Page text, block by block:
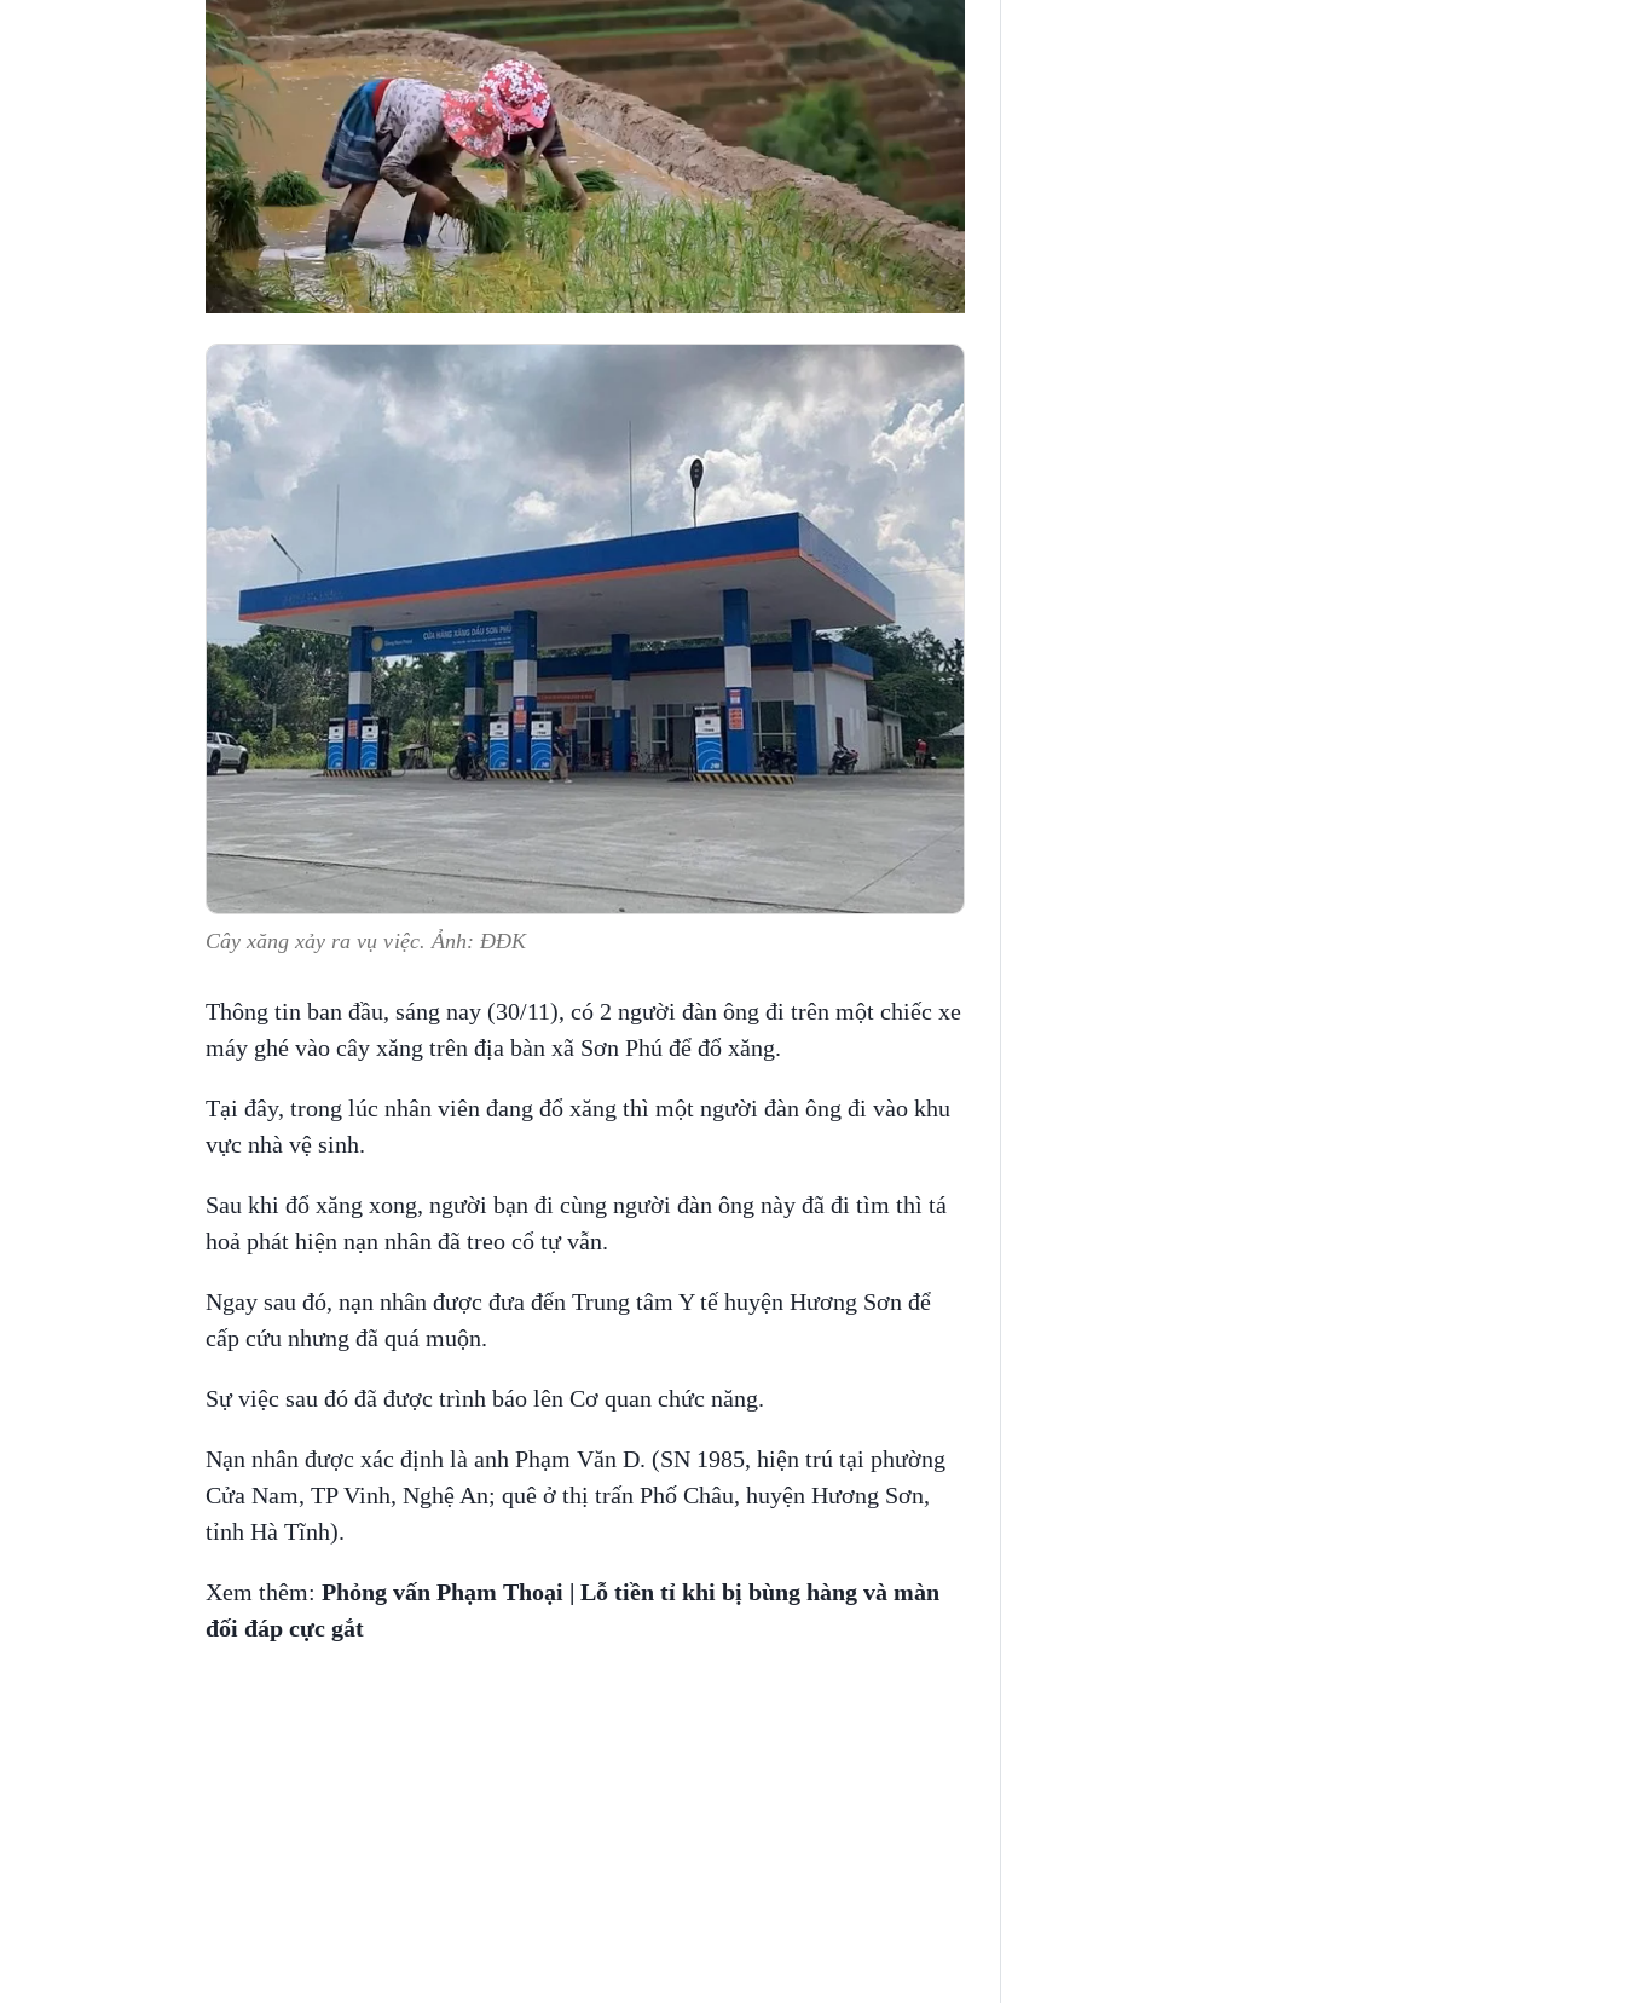
Cây xăng xảy ra vụ việc. Ảnh: ĐĐK
Thông tin ban đầu, sáng nay (30/11), có 2 người đàn ông đi trên một chiếc xe
máy ghé vào cây xăng trên địa bàn xã Sơn Phú để đổ xăng.
Tại đây, trong lúc nhân viên đang đổ xăng thì một người đàn ông đi vào khu
vực nhà vệ sinh.
Sau khi đổ xăng xong, người bạn đi cùng người đàn ông này đã đi tìm thì tá
hoả phát hiện nạn nhân đã treo cổ tự vẫn.
Ngay sau đó, nạn nhân được đưa đến Trung tâm Y tế huyện Hương Sơn để
cấp cứu nhưng đã quá muộn.
Sự việc sau đó đã được trình báo lên Cơ quan chức năng.
Nạn nhân được xác định là anh Phạm Văn D. (SN 1985, hiện trú tại phường
Cửa Nam, TP Vinh, Nghệ An; quê ở thị trấn Phố Châu, huyện Hương Sơn,
tỉnh Hà Tĩnh).
Xem thêm: Phỏng vấn Phạm Thoại | Lỗ tiền tỉ khi bị bùng hàng và màn
đối đáp cực gắt